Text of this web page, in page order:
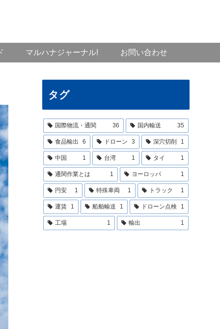
マルハナジャーナル! お問い合わせ
タグ
国際物流・通関 36 国内輸送 35
食品輸出 6 ドローン 3 深穴切削 1
中国 1 台湾 1 タイ 1
通関作業とは 1 ヨーロッパ 1
円安 1 特殊車両 1 トラック 1
運賃 1 船舶輸送 1 ドローン点検 1
工場 1 輸出 1